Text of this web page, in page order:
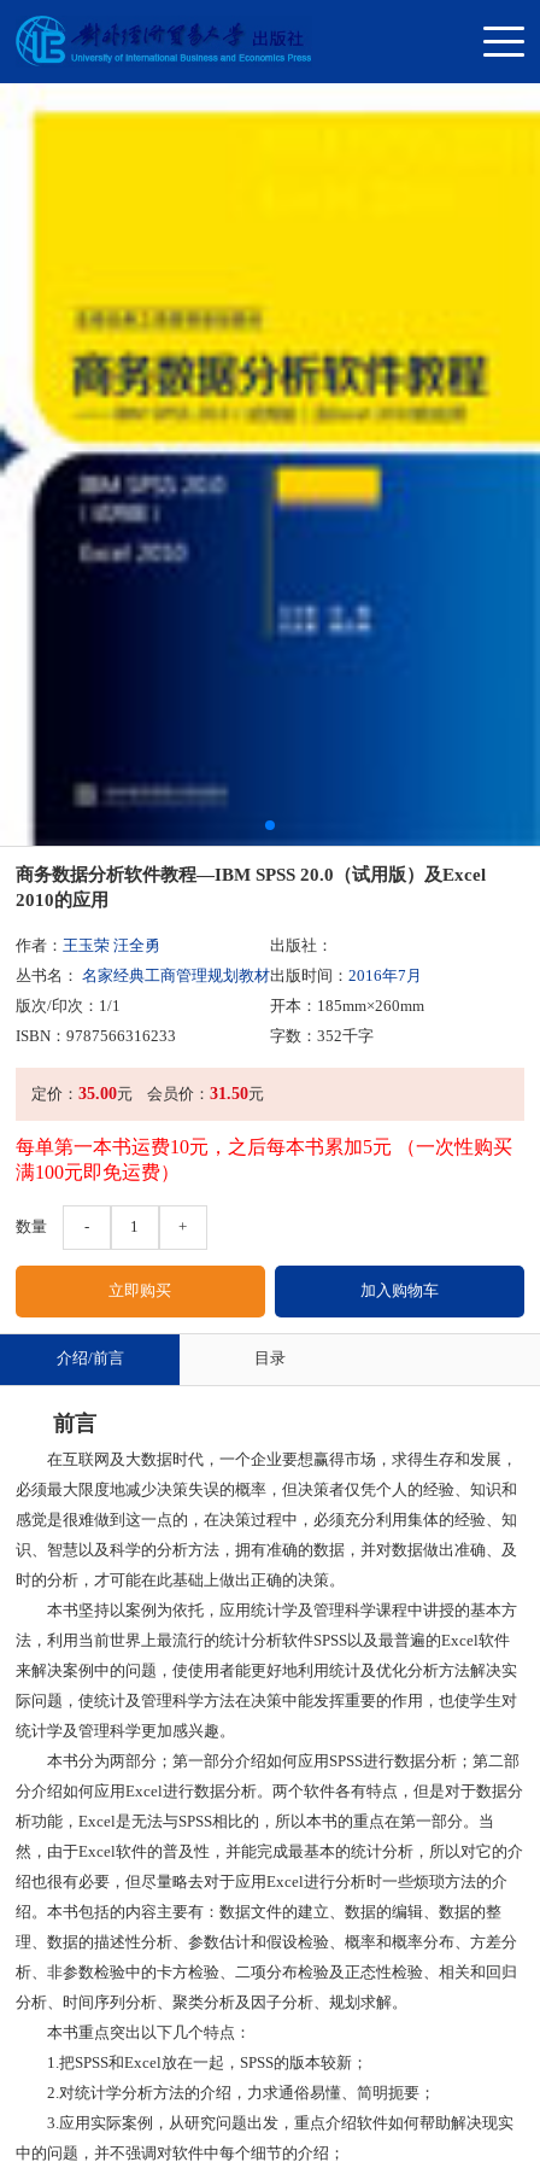
商务数据分析软件教程—IBM SPSS 20.0（试用版）及Excel
2010的应用
作者： 王玉荣 汪全勇
出版社：
丛书名： 名家经典工商管理规划教材出版时间： 2016年7月
版次/印次：1/1
开本：185mm×260mm
ISBN：9787566316233
字数：352千字
定价： 35.00元 会员价：31.50元
每单第一本书运费10元，之后每本书累加5元 （一次性购买
满100元即免运费）
数量 - 1 +
介绍/前言 目录
前言
在互联网及大数据时代，一个企业要想赢得市场，求得生存和发展，
必须最大限度地减少决策失误的概率，但决策者仅凭个人的经验、知识和
感觉是很难做到这一点的，在决策过程中，必须充分利用集体的经验、知
识、智慧以及科学的分析方法，拥有准确的数据，并对数据做出准确、及
时的分析，才可能在此基础上做出正确的决策。
本书坚持以案例为依托，应用统计学及管理科学课程中讲授的基本方
法，利用当前世界上最流行的统计分析软件SPSS以及最普遍的Excel软件
来解决案例中的问题，使使用者能更好地利用统计及优化分析方法解决实
际问题，使统计及管理科学方法在决策中能发挥重要的作用，也使学生对
统计学及管理科学更加感兴趣。
本书分为两部分；第一部分介绍如何应用SPSS进行数据分析；第二部
分介绍如何应用Excel进行数据分析。两个软件各有特点，但是对于数据分
析功能，Excel是无法与SPSS相比的，所以本书的重点在第一部分。当
然，由于Excel软件的普及性，并能完成最基本的统计分析，所以对它的介
绍也很有必要，但尽量略去对于应用Excel进行分析时一些烦琐方法的介
绍。本书包括的内容主要有：数据文件的建立、数据的编辑、数据的整
理、数据的描述性分析、参数估计和假设检验、概率和概率分布、方差分
析、非参数检验中的卡方检验、二项分布检验及正态性检验、相关和回归
分析、时间序列分析、聚类分析及因子分析、规划求解。
本书重点突出以下几个特点：
1.把SPSS和Excel放在一起，SPSS的版本较新；
2.对统计学分析方法的介绍，力求通俗易懂、简明扼要；
3.应用实际案例，从研究问题出发，重点介绍软件如何帮助解决现实
中的问题，并不强调对软件中每个细节的介绍；